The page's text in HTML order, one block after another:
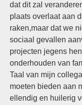
dat dit zal
plaats overlaat aan
raken,maar dat we
sociaal gevallen
projecten jegens
onderhouden van
Taal van mijn
moeten bieden aan
ellendig en huilerig